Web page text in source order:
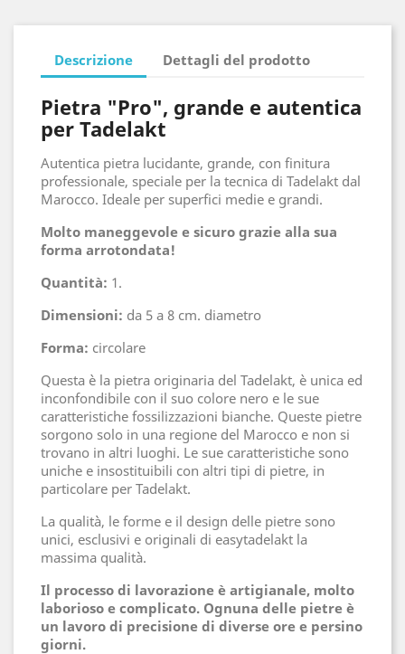
Descrizione Dettagli del prodotto
Pietra "Pro", grande e autentica
per Tadelakt
Autentica pietra lucidante, grande, con finitura
professionale, speciale per la tecnica di Tadelakt dal
Marocco. Ideale per superfici medie e grandi.
Molto maneggevole e sicuro grazie alla sua
forma arrotondata!
Quantità: 1.
Dimensioni: da 5 a 8 cm. diametro
Forma: circolare
Questa è la pietra originaria del Tadelakt, è unica ed
inconfondibile con il suo colore nero e le sue
caratteristiche fossilizzazioni bianche. Queste pietre
sorgono solo in una regione del Marocco e non si
trovano in altri luoghi. Le sue caratteristiche sono
uniche e insostituibili con altri tipi di pietre, in
particolare per Tadelakt.
La qualità, le forme e il design delle pietre sono
unici, esclusivi e originali di easytadelakt la
massima qualità.
Il processo di lavorazione è artigianale, molto
laborioso e complicato. Ognuna delle pietre è
un lavoro di precisione di diverse ore e persino
giorni.